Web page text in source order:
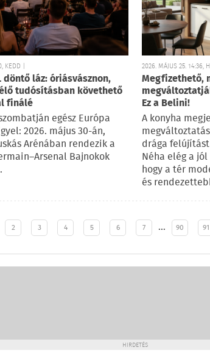
KEDD |
döntő láz: óriásvásznon,
tudósításban követhető
finálé
egész Európa
2026. május 30-án,
Arénában rendezik a
Bajnokok
2026. MÁJUS 25. 14:36,
Megfizethető,
Ez a Belini!
A konyha
drága
Néha elég a
hogy a tér
és
2 3 4 5 6 7 … 90 91
HIRDETÉS